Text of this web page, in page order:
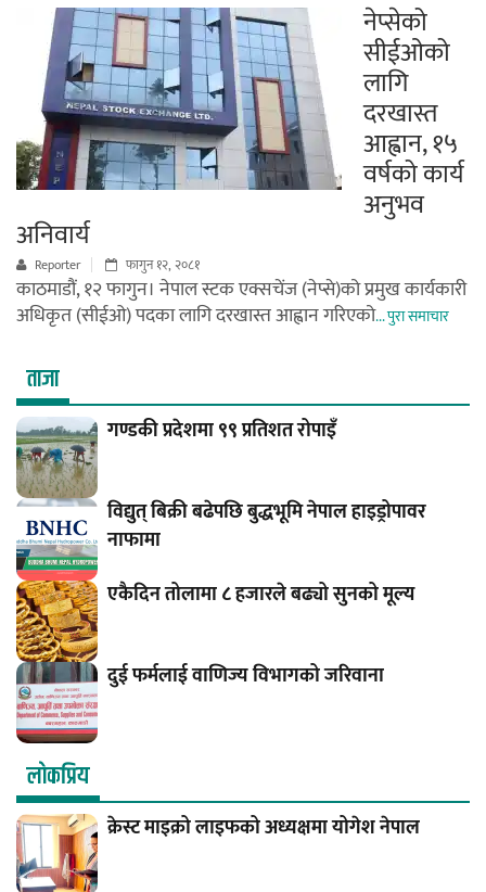
नेप्सेको
सीईओको
लागि
दरखास्त
आह्वान, १५
वर्षको कार्य
अनुभव
अनिवार्य
Reporter फागुन १२, २०८१
काठमाडौं, १२ फागुन। नेपाल स्टक एक्सचेंज (नेप्से)को प्रमुख कार्यकारी
अधिकृत (सीईओ) पदका लागि दरखास्त आह्वान गरिएको... पुरा समाचार
ताजा
गण्डकी प्रदेशमा ९९ प्रतिशत रोपाइँ
विद्युत् बिक्री बढेपछि बुद्धभूमि नेपाल हाइड्रोपावर
नाफामा
एकैदिन तोलामा ८ हजारले बढ्यो सुनको मूल्य
दुई फर्मलाई वाणिज्य विभागको जरिवाना
लाेकप्रिय
क्रेस्ट माइक्रो लाइफको अध्यक्षमा योगेश नेपाल